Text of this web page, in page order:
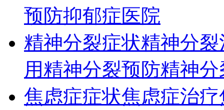
预防抑郁症医院
精神分裂症状精神分裂
用精神分裂预防精神
焦虑症症状焦虑症治疗